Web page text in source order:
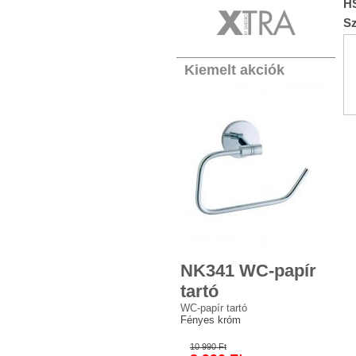
Kiemelt akciók
NK341 WC-papír
tartó
WC-papír tartó
Fényes króm
10 990 Ft